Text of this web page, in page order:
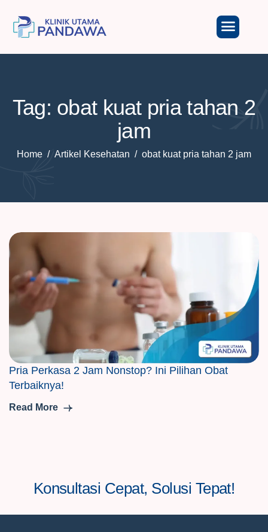
Tag: obat kuat pria tahan 2
jam
Home Artikel Kesehatan obat kuat pria tahan 2 jam
Pria Perkasa 2 Jam Nonstop? Ini Pilihan Obat
Terbaiknya!
Read More
Konsultasi Cepat, Solusi Tepat!